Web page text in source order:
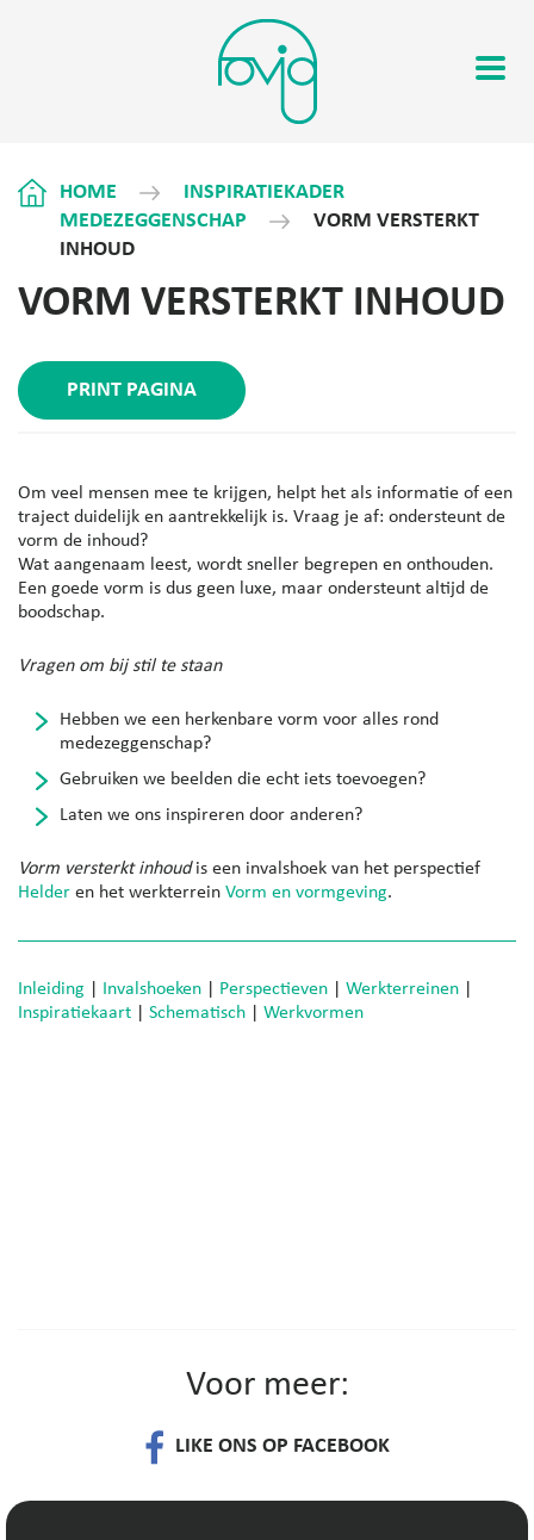
HOME
INSPIRATIEKADER
MEDEZEGGENSCHAP
VORM VERSTERKT
INHOUD
VORM VERSTERKT INHOUD
PRINT PAGINA
Om veel mensen mee te krijgen, helpt het als informatie of een
traject duidelijk en aantrekkelijk is. Vraag je af: ondersteunt de
vorm de inhoud?
Wat aangenaam leest, wordt sneller begrepen en onthouden.
Een goede vorm is dus geen luxe, maar ondersteunt altijd de
boodschap.
Vragen om bij stil te staan
Hebben we een herkenbare vorm voor alles rond
medezeggenschap?
Gebruiken we beelden die echt iets toevoegen?
Laten we ons inspireren door anderen?
Vorm versterkt inhoudis een invalshoek van het perspectief
Helder en het werkterrein Vorm en vormgeving.
Inleiding Invalshoeken Perspectieven Werkterreinen
Inspiratiekaart
Schematisch Werkvormen
Voor meer:
LIKE ONS OP FACEBOOK